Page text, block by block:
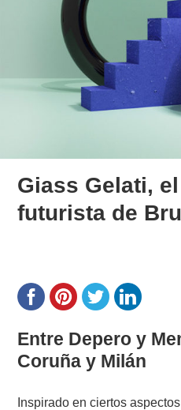
Giass Gelati,
futurista de
Entre Depero y
Coruña y Milán
Inspirado en ciertos